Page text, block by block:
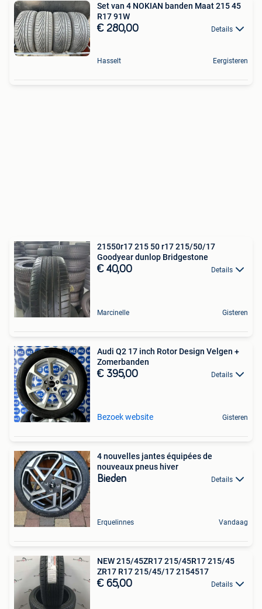
Set van 4 NOKIAN banden Maat 215 45
R17 91W
€ 280,00 Details
Hasselt Eergisteren
21550r17 215 50 r17 215/50/17
Goodyear dunlop Bridgestone
€ 40,00 Details
Marcinelle Gisteren
Audi Q2 17 inch Rotor Design Velgen +
Zomerbanden
€ 395,00 Details
Bezoek website Gisteren
4 nouvelles jantes équipées de
nouveaux pneus hiver
Bieden Details
Erquelinnes Vandaag
NEW 215/45ZR17 215/45R17 215/45
ZR17 R17 215/45/17 2154517
€ 65,00 Details